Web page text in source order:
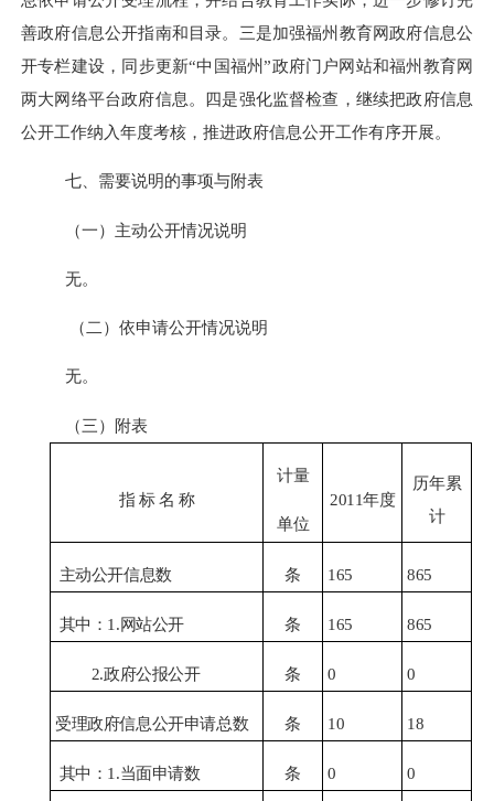
善政府信息公开指南和目录。三是加强福州教育网政府信息公
开专栏建设，同步更新“中国福州”政府门户网站和福州教育网
两大网络平台政府信息。四是强化监督检查，继续把政府信息
公开工作纳入年度考核，推进政府信息公开工作有序开展。
七、需要说明的事项与附表
（一）主动公开情况说明
无。
（二）依申请公开情况说明
无。
（三）附表
指 标 名 称
计量
单位
2011年度
历年累
计
主动公开信息数 条 165 865
其中： 1.网站公开 条 165 865
2.政府公报公开 条 0 0
受理政府信息公开申请总数 条 10 18
其中： 1.当面申请数 条 0 0